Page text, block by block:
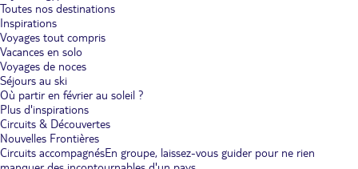
Toutes nos destinations
Inspirations
Voyages tout compris
Vacances en solo
Voyages de noces
Séjours au ski
Où partir en février au soleil ?
Plus d'inspirations
Circuits & Découvertes
Nouvelles Frontières
Circuits accompagnésEn groupe, laissez-vous guider pour ne rien